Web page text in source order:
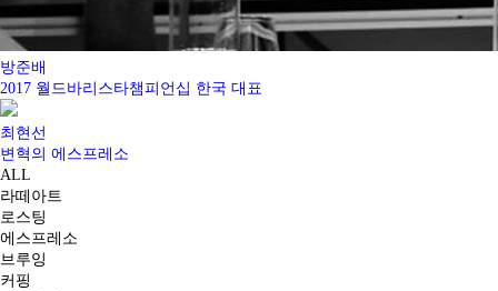
방준배
2017 월드바리스타챔피언십 한국 대표
최현선
변혁의 에스프레소
ALL
라떼아트
로스팅
에스프레소
브루잉
커핑